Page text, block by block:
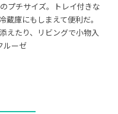
プチサイズ。トレイ付きな
庫にもしまえて便利だ。
えたり、リビングで小物入
ルーゼ